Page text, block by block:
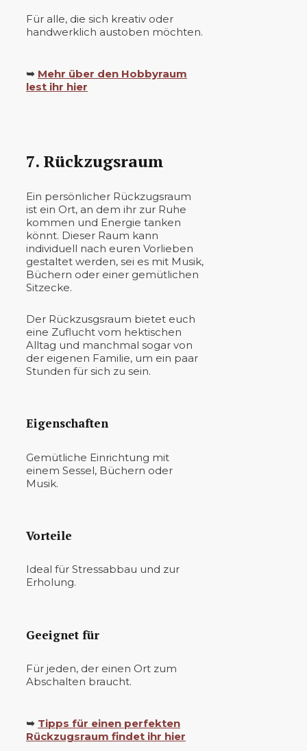
Für alle, die sich kreativ oder
handwerklich austoben möchten.
➥ Mehr über den Hobbyraum
lest ihr hier
7. Rückzugsraum
Ein persönlicher Rückzugsraum
ist ein Ort, an dem ihr zur Ruhe
kommen und Energie tanken
könnt. Dieser Raum kann
individuell nach euren Vorlieben
gestaltet werden, sei es mit Musik,
Büchern oder einer gemütlichen
Sitzecke.
Der Rückzusgsraum bietet euch
eine Zuflucht vom hektischen
Alltag und manchmal sogar von
der eigenen Familie, um ein paar
Stunden für sich zu sein.
Eigenschaften
Gemütliche Einrichtung mit
einem Sessel, Büchern oder
Musik.
Vorteile
Ideal für Stressabbau und zur
Erholung.
Geeignet für
Für jeden, der einen Ort zum
Abschalten braucht.
➥ Tipps für einen perfekten
Rückzugsraum findet ihr hier